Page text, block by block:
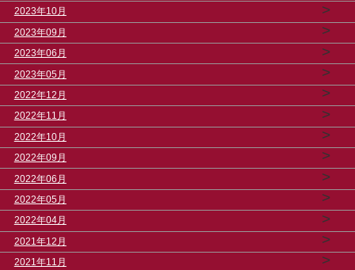
2023年10月 >
2023年09月 >
2023年06月 >
2023年05月 >
2022年12月 >
2022年11月 >
2022年10月 >
2022年09月 >
2022年06月 >
2022年05月 >
2022年04月 >
2021年12月 >
2021年11月 >